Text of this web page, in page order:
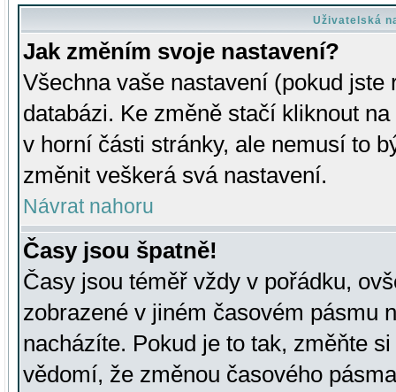
Uživatelská
Jak změním svoje nastavení?
Všechna vaše nastavení (pokud
databázi. Ke změně stačí kliknout
v horní části stránky, ale nemusí to
změnit veškerá svá nastavení.
Návrat nahoru
Časy jsou špatně!
Časy jsou téměř vždy v pořádku,
zobrazené v jiném časovém pásmu
nacházíte. Pokud je to tak, změňte
vědomí, že změnou časového